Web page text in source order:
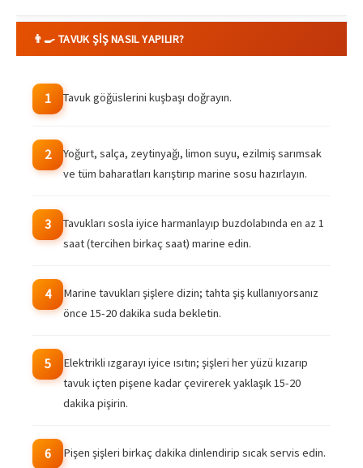
👨‍🍳 TAVUK ŞIŞ NASIL YAPILIR?
1 Tavuk göğüslerini kuşbaşı doğrayın.
2
Yoğurt, salça, zeytinyağı, limon suyu, ezilmiş sarımsak
ve tüm baharatları karıştırıp marine sosu hazırlayın.
3
Tavukları sosla iyice harmanlayıp buzdolabında en az 1
saat (tercihen birkaç saat) marine edin.
4
Marine tavukları şişlere dizin; tahta şiş kullanıyorsanız
önce 15-20 dakika suda bekletin.
5
Elektrikli ızgarayı iyice ısıtın; şişleri her yüzü kızarıp
tavuk içten pişene kadar çevirerek yaklaşık 15-20
dakika pişirin.
6 Pişen şişleri birkaç dakika dinlendirip sıcak servis edin.